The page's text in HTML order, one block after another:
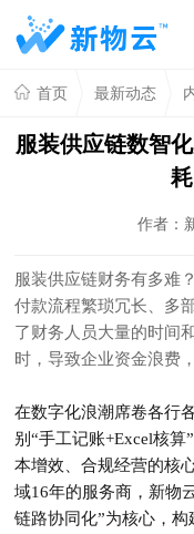
首页 最新动态
服装供应链数智
作者：
服装供应链财务有多难
付款流程繁琐冗长、多
了财务人员大量的时间
时，导致企业资金浪费
在数字化浪潮席卷各行
别“手工记账+Excel核
本增效、合规经营的核
域16年的服务商，新物
链路协同化”为核心，构